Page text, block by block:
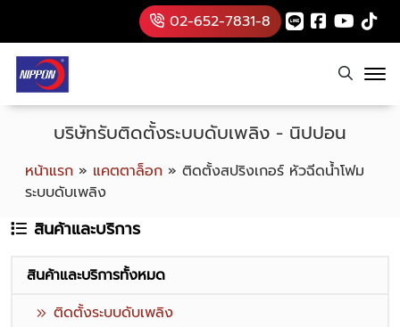
02-652-7831-8
หน้าแรก » แคตตาล็อก » ติดตั้งสปริงเกอร์ หัวฉีดน้ำโฟม
ระบบดับเพลิง
บริษัทรับติดตั้งระบบดับเพลิง - นิปปอน
สินค้าและบริการ
สินค้าและบริการทั้งหมด
ติดตั้งระบบดับเพลิง